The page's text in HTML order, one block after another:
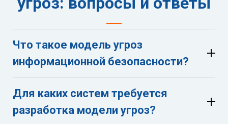
Что такое модель угроз
информационной безопасности?
Для каких систем требуется
разработка модели угроз?